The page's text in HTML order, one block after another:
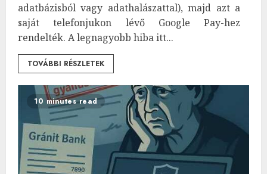
adatbázisból vagy adathalászattal), majd azt a
saját telefonjukon lévő Google Pay-hez
rendelték. A legnagyobb hiba itt...
TOVÁBBI RÉSZLETEK
10 minutes read